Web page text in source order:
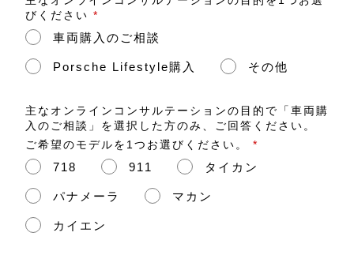
びください *
車両購入のご相談
Porsche Lifestyle購入 その他
主なオンラインコンサルテーションの目的で「車両購
入のご相談」を選択した方のみ、ご回答ください。
ご希望のモデルを1つお選びください。 *
718 911 タイカン
パナメーラ マカン
カイエン